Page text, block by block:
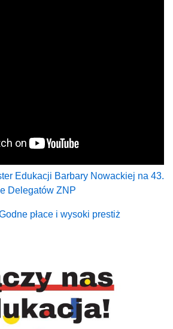
Edukacji Barbary Nowackiej na 43.
Delegatów ZNP
płace i wysoki prestiż